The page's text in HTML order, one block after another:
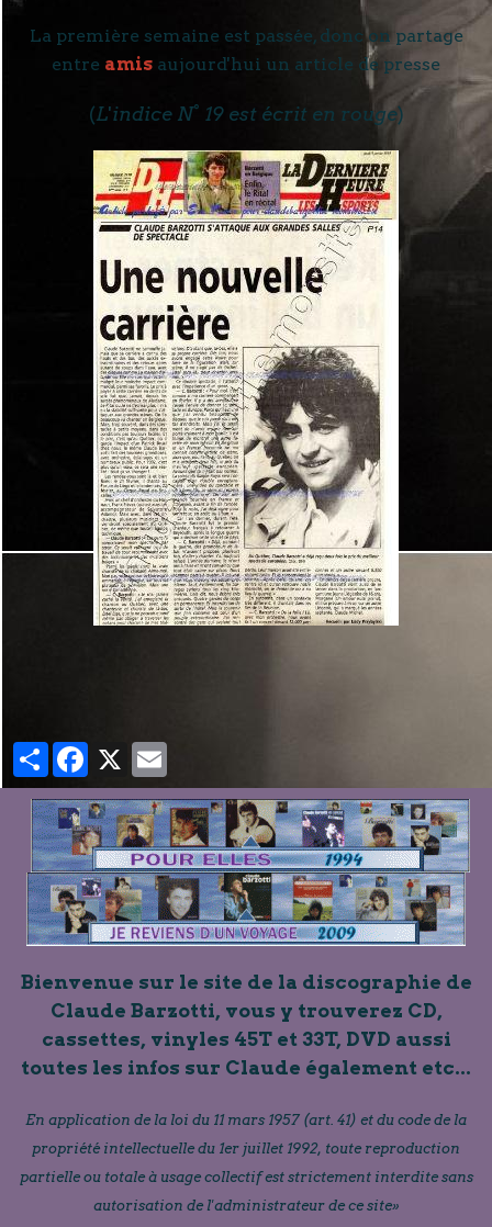
La première semaine est passée, donc on partage
entre amis aujourd'hui un article de presse
(L'indice N° 19 est écrit en rouge)
PartagerFacebook
X
Bienvenue sur le site de la discographie de
Claude Barzotti, vous y trouverez CD,
cassettes, vinyles 45T et 33T, DVD aussi
toutes les infos sur Claude également etc...
En application de la loi du 11 mars 1957 (art. 41) et du code de la
propriété intellectuelle du 1er juillet 1992, toute reproduction
partielle ou totale à usage collectif est strictement interdite sans
autorisation de l'administrateur de ce site»